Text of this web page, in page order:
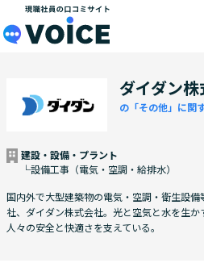
メインコンテンツにスキップ
ダイダン
の「その他」に関
建設・設備・プラント
└設備工事（電気・空調・給排水）
国内外で大型建築物の電気・空調・衛生設
社、ダイダン株式会社。光と空気と水を生
人々の安全と快適さを支えている。